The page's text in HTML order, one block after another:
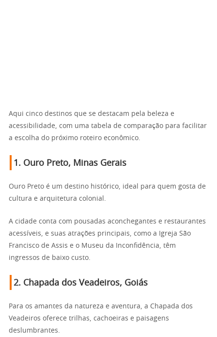
Aqui cinco destinos que se destacam pela beleza e
acessibilidade, com uma tabela de comparação para facilitar
a escolha do próximo roteiro econômico.
1. Ouro Preto, Minas Gerais
Ouro Preto é um destino histórico, ideal para quem gosta de
cultura e arquitetura colonial.
A cidade conta com pousadas aconchegantes e restaurantes
acessíveis, e suas atrações principais, como a Igreja São
Francisco de Assis e o Museu da Inconfidência, têm
ingressos de baixo custo.
2. Chapada dos Veadeiros, Goiás
Para os amantes da natureza e aventura, a Chapada dos
Veadeiros oferece trilhas, cachoeiras e paisagens
deslumbrantes.